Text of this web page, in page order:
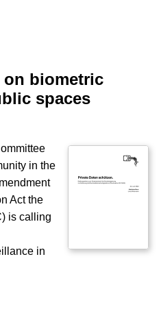
on biometric
spaces
in the
Act the
is calling
in